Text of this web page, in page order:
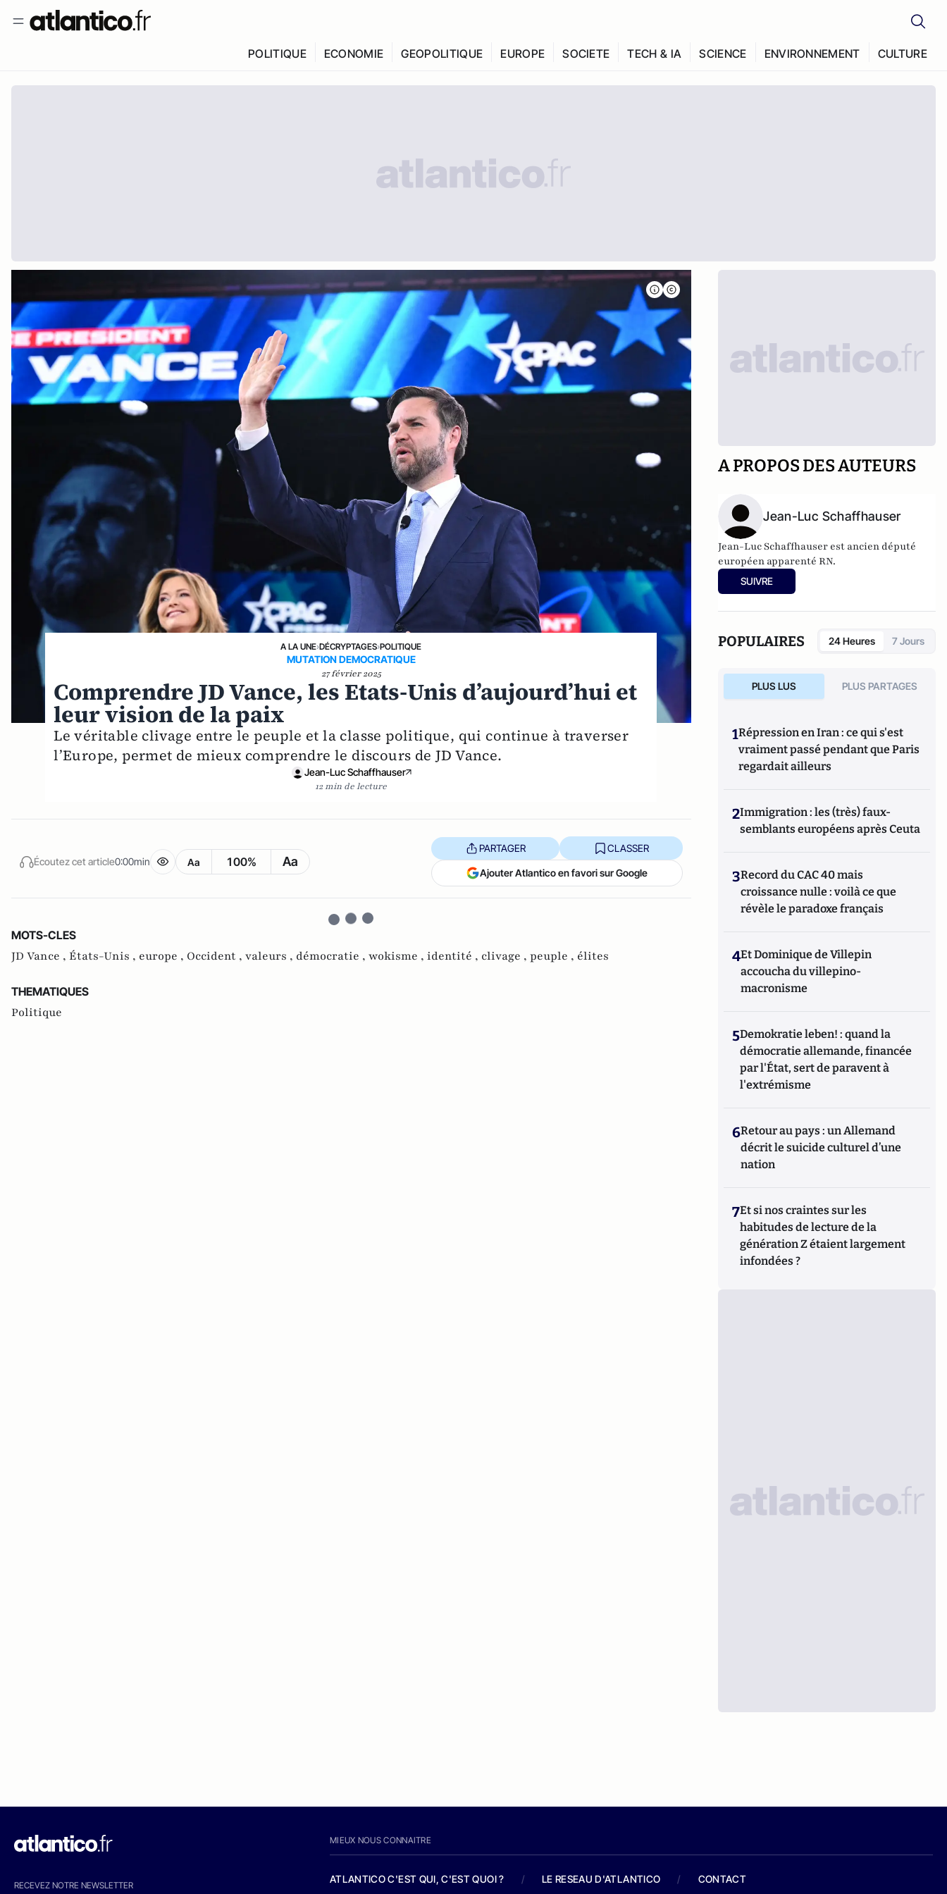
POLITIQUE ECONOMIE GEOPOLITIQUE EUROPE SOCIETE TECH & IA SCIENCE ENVIRONNEMENT CULTURE
A LA UNE›DÉCRYPTAGES›POLITIQUE
MUTATION DEMOCRATIQUE
27 février 2025
Comprendre JD Vance, les Etats-Unis d’aujourd’hui et
leur vision de la paix
Le véritable clivage entre le peuple et la classe politique, qui continue à traverser
l’Europe, permet de mieux comprendre le discours de JD Vance.
Jean-Luc Schaffhauser
12 min de lecture
Écoutez cet article0:00min Aa 100% Aa
PARTAGER CLASSER
Ajouter Atlantico en favori sur Google
MOTS-CLES
JD Vance , États-Unis , europe , Occident , valeurs , démocratie , wokisme , identité , clivage , peuple , élites
THEMATIQUES
Politique
A PROPOS DES AUTEURS
Jean-Luc Schaffhauser
Jean-Luc Schaffhauser est ancien député
européen apparenté RN.
SUIVRE
POPULAIRES 24 Heures 7 Jours
PLUS LUS PLUS PARTAGES
1Répression en Iran : ce qui s'est
vraiment passé pendant que Paris
regardait ailleurs
2Immigration : les (très) faux-
semblants européens après Ceuta
3Record du CAC 40 mais
croissance nulle : voilà ce que
révèle le paradoxe français
4Et Dominique de Villepin
accoucha du villepino-
macronisme
5Demokratie leben! : quand la
démocratie allemande, financée
par l'État, sert de paravent à
l'extrémisme
6Retour au pays : un Allemand
décrit le suicide culturel d’une
nation
7Et si nos craintes sur les
habitudes de lecture de la
génération Z étaient largement
infondées ?
RECEVEZ NOTRE NEWSLETTER
MIEUX NOUS CONNAITRE
ATLANTICO C'EST QUI, C'EST QUOI ? / LE RESEAU D'ATLANTICO / CONTACT